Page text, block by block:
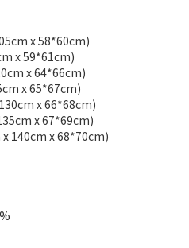
x 58*60cm)
x 59*61cm)
x 64*66cm)
x 65*67cm)
x 66*68cm)
x 67*69cm)
x 140cm x 68*70cm)